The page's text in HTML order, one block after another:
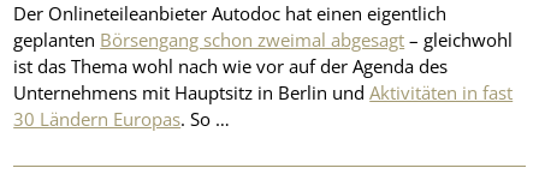
Der Onlineteileanbieter Autodoc hat einen eigentlich
geplanten Börsengang schon zweimal abgesagt – gleichwohl
ist das Thema wohl nach wie vor auf der Agenda des
Unternehmens mit Hauptsitz in Berlin undAktivitäten in fast
30 Ländern Europas. So …